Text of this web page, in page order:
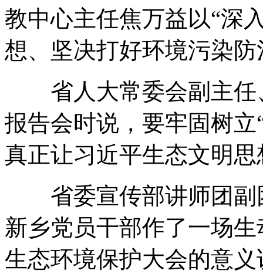
教中心主任焦万益以“深
想、坚决打好环境污染
省人大常委会副主任
报告会时说，要牢固树
真正让习近平生态文明
省委宣传部讲师团副
新乡党员干部作了一场
生态环境保护大会的意